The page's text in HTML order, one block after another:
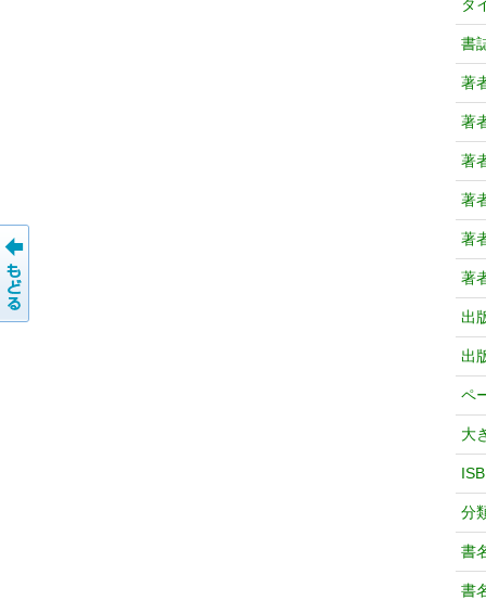
タ
書
著
著
著
著
著
著
出
出
ペ
大
分
書
書